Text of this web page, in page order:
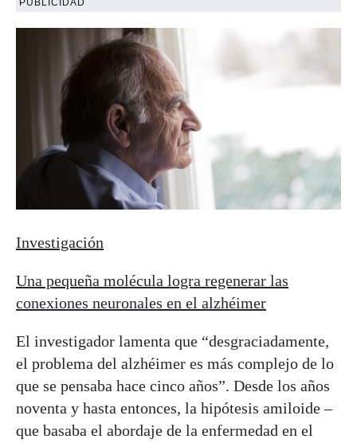
Investigación
Una pequeña molécula logra regenerar las
conexiones neuronales en el alzhéimer
El investigador lamenta que “desgraciadamente,
el problema del alzhéimer es más complejo de lo
que se pensaba hace cinco años”. Desde los años
noventa y hasta entonces, la hipótesis amiloide –
que basaba el abordaje de la enfermedad en el